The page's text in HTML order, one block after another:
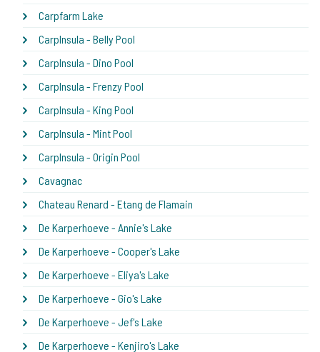
Carpfarm Lake
CarpInsula - Belly Pool
CarpInsula - Dino Pool
CarpInsula - Frenzy Pool
CarpInsula - King Pool
CarpInsula - Mint Pool
CarpInsula - Origin Pool
Cavagnac
Chateau Renard - Etang de Flamain
De Karperhoeve - Annie's Lake
De Karperhoeve - Cooper's Lake
De Karperhoeve - Eliya's Lake
De Karperhoeve - Gio's Lake
De Karperhoeve - Jef's Lake
De Karperhoeve - Kenjiro's Lake